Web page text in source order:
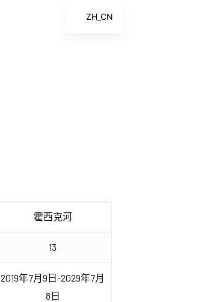
霍西克河
13
2019年7月9日-2029年7月
8日
ZH_CN